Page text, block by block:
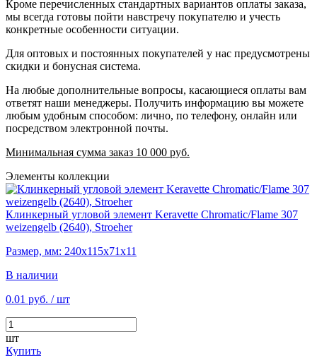
Кроме перечисленных стандартных вариантов оплаты заказа,
мы всегда готовы пойти навстречу покупателю и учесть
конкретные особенности ситуации.
Для оптовых и постоянных покупателей у нас предусмотрены
скидки и бонусная система.
На любые дополнительные вопросы, касающиеся оплаты вам
ответят наши менеджеры. Получить информацию вы можете
любым удобным способом: лично, по телефону, онлайн или
посредством электронной почты.
Минимальная сумма заказ 10 000 руб.
Элементы коллекции
Клинкерный угловой элемент Keravette Chromatic/Flame 307
weizengelb (2640), Stroeher
Размер, мм: 240х115х71х11
В наличии
0.01 руб. / шт
шт
Купить